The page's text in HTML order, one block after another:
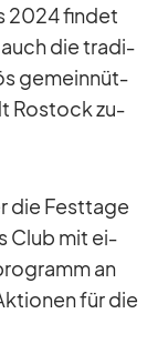
2024 fin­det
auch die tra­di­
ge­mein­nüt­
Ros­tock zu­
die Fest­tage
Club mit ei­
an
für die